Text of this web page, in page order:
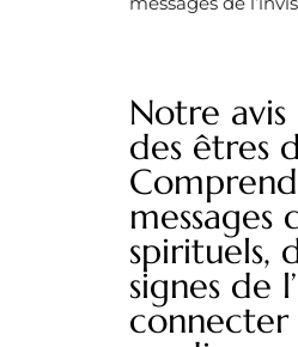
Notre
des êtres
messages
spirituels,
signes de
connecter